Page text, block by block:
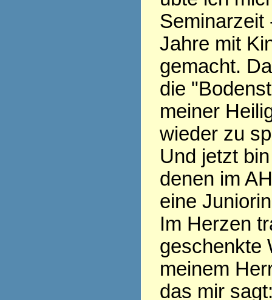
Seminarzeit
Jahre mit
gemacht.
die
meiner
wieder zu
Und jetzt
denen im
eine
Im Herzen
geschenkte
meinem
das mir